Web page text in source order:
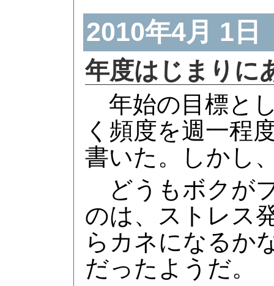
2010年4月 1日
年度はじまりに
年始の目標と
く頻度を週一程
書いた。しかし
どうもボクが
のは、ストレス
らカネになるか
だったようだ。